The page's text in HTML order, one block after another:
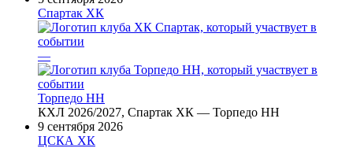
Спартак ХК
—
Торпедо НН
КХЛ 2026/2027, Спартак ХК — Торпедо НН
9 сентября 2026
ЦСКА ХК